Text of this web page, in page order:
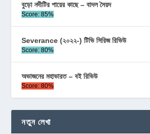
বুড়ো নদীটির পায়ের কাছে – বাদল সৈয়দ
Score: 85%
Severance (২০২২-) টিভি সিরিজ রিভিউ
Score: 80%
অভাজনের মহাভারত – বই রিভিউ
Score: 80%
নতুন লেখা